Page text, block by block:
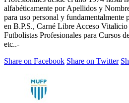
alfabéticamente por Apellidos y
para uso personal y fundamentalmente
en B.P.S., Carné Libre Acceso
Futbolistas Profesionales para Cursos
etc..-
Share on Facebook Share on Twitter